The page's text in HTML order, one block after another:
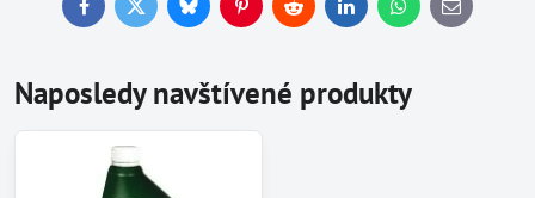
FacebookTwitterBlueskyPinterestReddit LinkedInWhatsApp
E-
mail
Naposledy navštívené produkty